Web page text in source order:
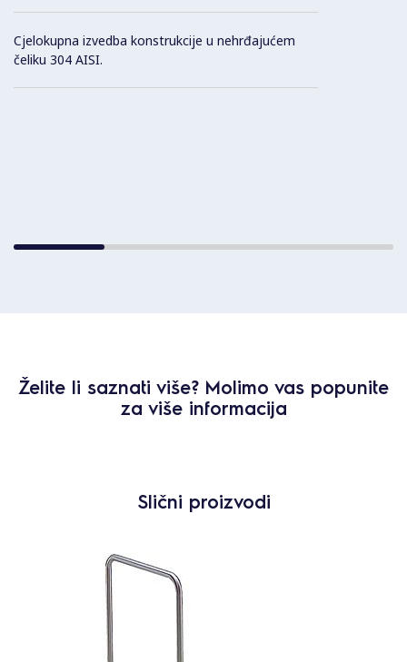
Cjelokupna izvedba konstrukcije u nehrđajućem
čeliku 304 AISI.
Želite li saznati više? Molimo vas popunite
za više informacija
Slični proizvodi